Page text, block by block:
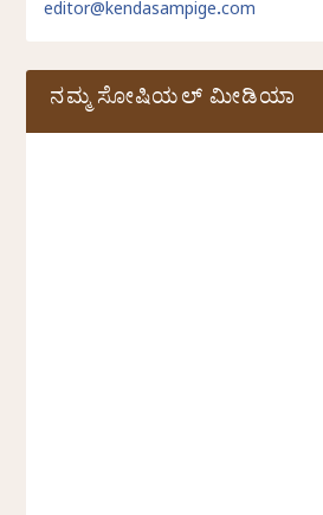
editor@kendasampige.com
ನಮ್ಮ ಸೋಷಿಯಲ್‌ ಮೀಡಿಯಾ